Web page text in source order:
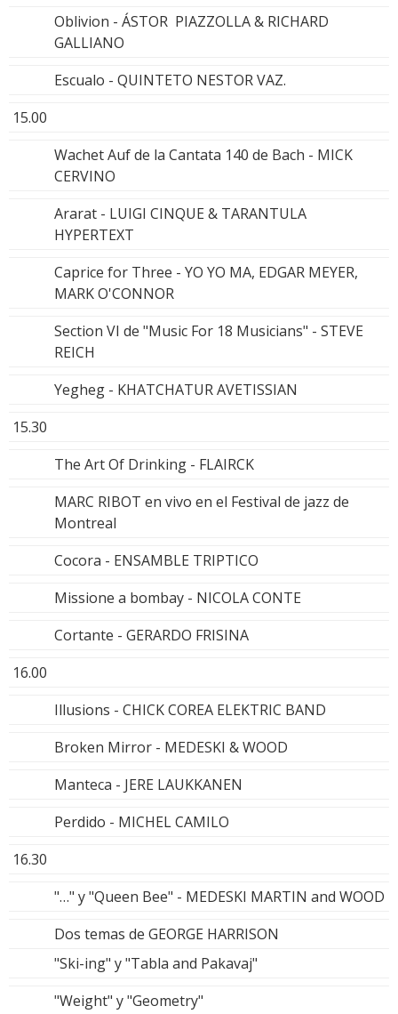
Oblivion - ÁSTOR PIAZZOLLA & RICHARD
GALLIANO
Escualo - QUINTETO NESTOR VAZ.
15.00
Wachet Auf de la Cantata 140 de Bach - MICK
CERVINO
Ararat - LUIGI CINQUE & TARANTULA
HYPERTEXT
Caprice for Three - YO YO MA, EDGAR MEYER,
MARK O'CONNOR
Section VI de "Music For 18 Musicians" - STEVE
REICH
Yegheg - KHATCHATUR AVETISSIAN
15.30
The Art Of Drinking - FLAIRCK
MARC RIBOT en vivo en el Festival de jazz de
Montreal
Cocora - ENSAMBLE TRIPTICO
Missione a bombay - NICOLA CONTE
Cortante - GERARDO FRISINA
16.00
Illusions - CHICK COREA ELEKTRIC BAND
Broken Mirror - MEDESKI & WOOD
Manteca - JERE LAUKKANEN
Perdido - MICHEL CAMILO
16.30
"…" y "Queen Bee" - MEDESKI MARTIN and WOOD
Dos temas de GEORGE HARRISON
"Ski-ing" y "Tabla and Pakavaj"
"Weight" y "Geometry"